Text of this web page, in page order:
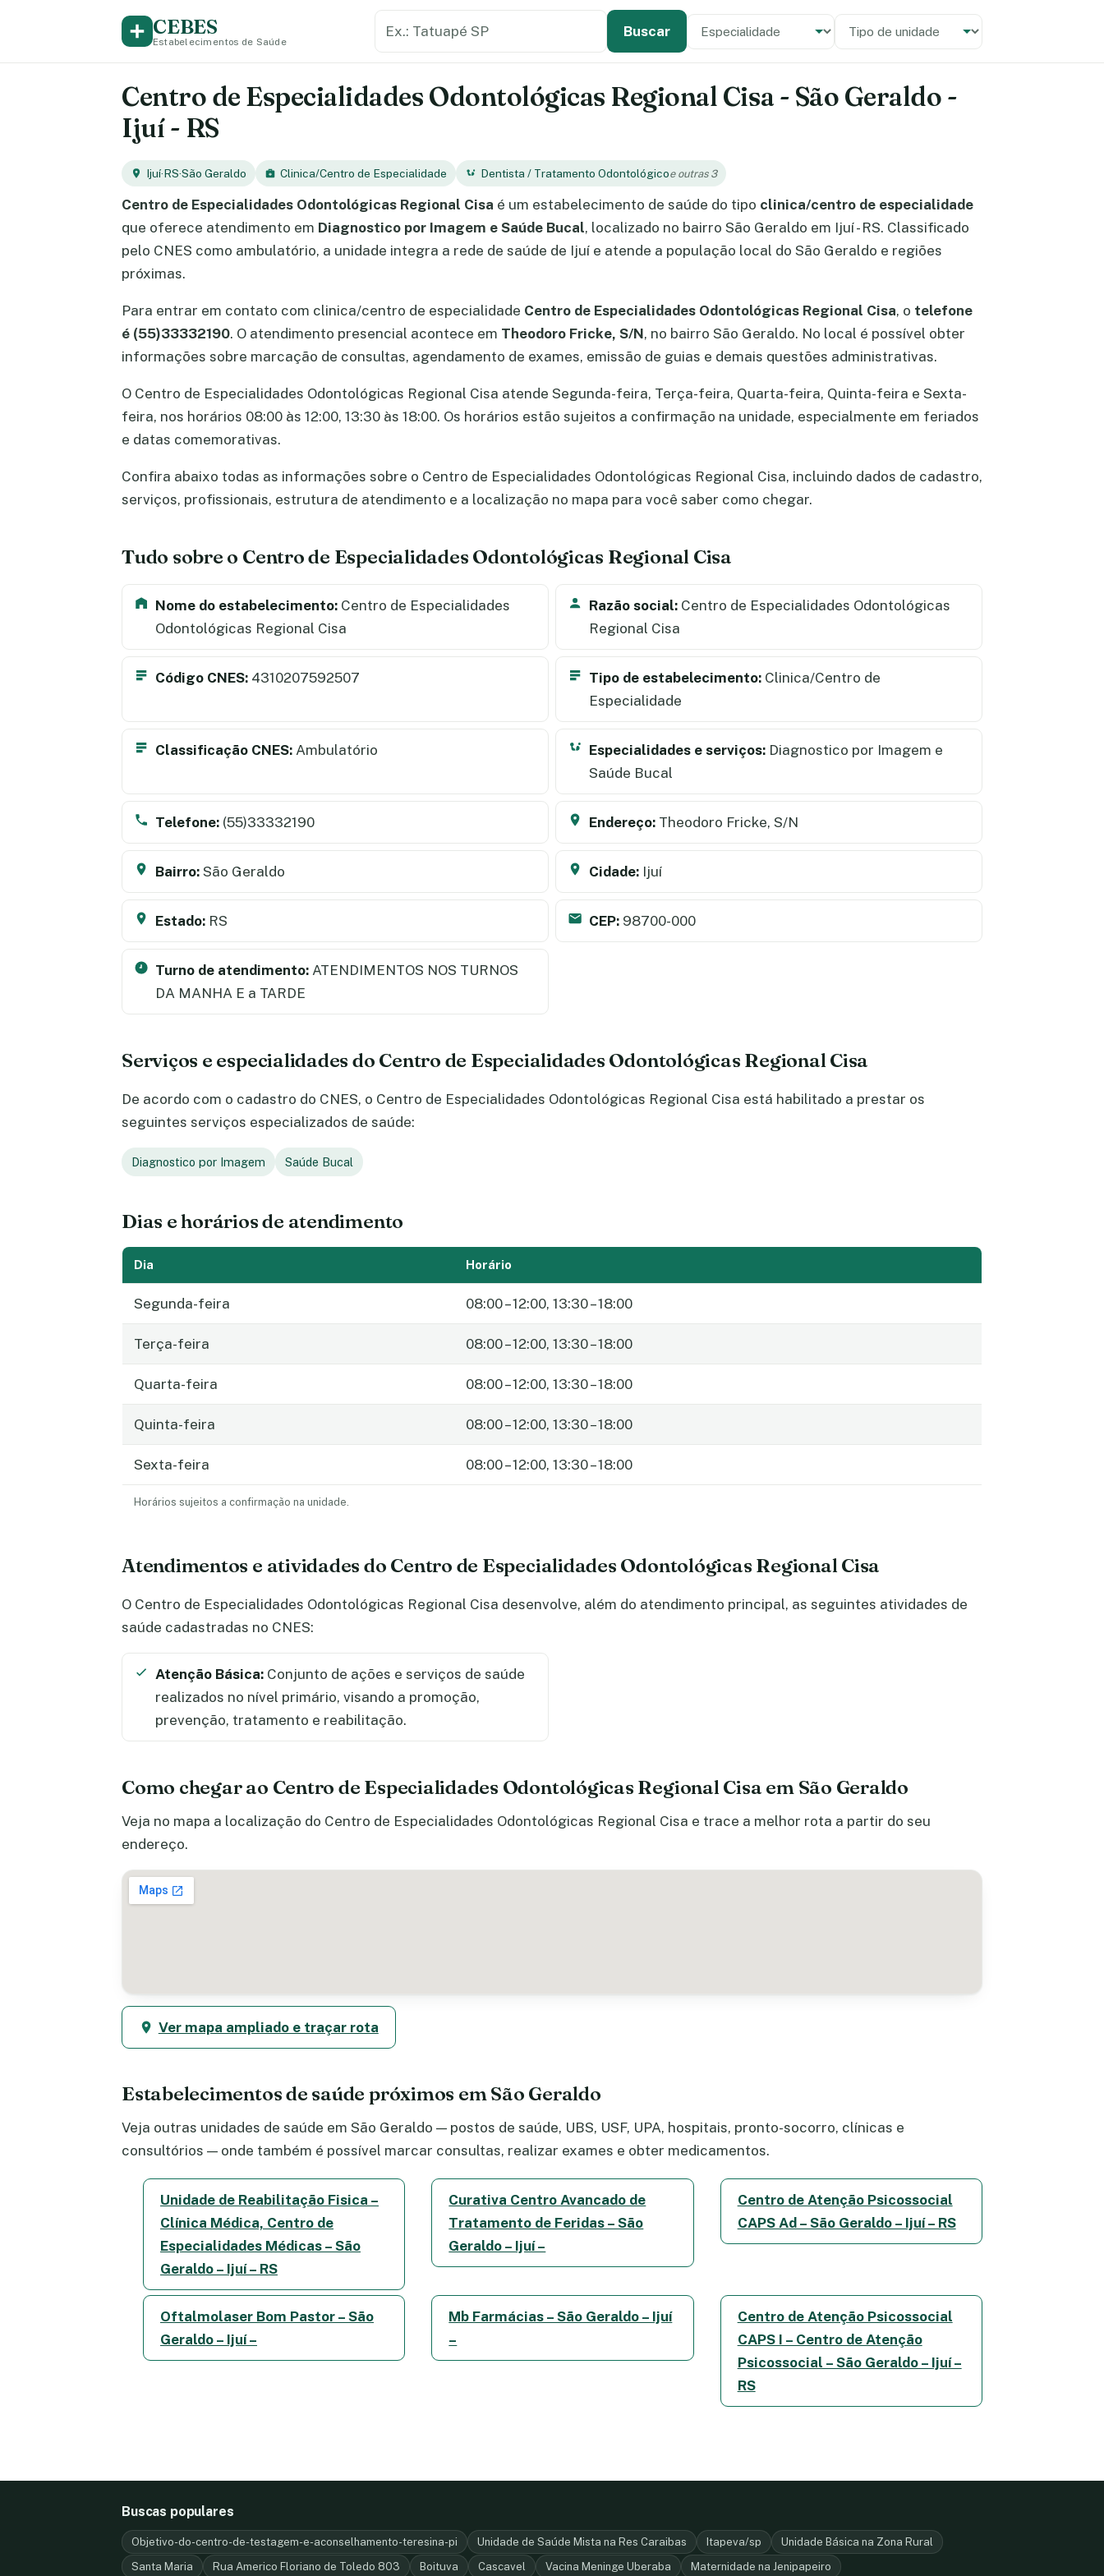
CEBES
Estabelecimentos de Saúde
Buscar Especialidade
Tipo de unidade
Centro de Especialidades Odontológicas Regional Cisa - São Geraldo -
Ijuí - RS
Ijuí·RS·São Geraldo Clinica/Centro de Especialidade Dentista / Tratamento Odontológicoe outras 3
Centro de Especialidades Odontológicas Regional Cisa é um estabelecimento de saúde do tipo clinica/centro de especialidade
que oferece atendimento em Diagnostico por Imagem e Saúde Bucal, localizado no bairro São Geraldo em Ijuí - RS. Classificado
pelo CNES como ambulatório, a unidade integra a rede de saúde de Ijuí e atende a população local do São Geraldo e regiões
próximas.
Para entrar em contato com clinica/centro de especialidade Centro de Especialidades Odontológicas Regional Cisa, o telefone
é (55)33332190. O atendimento presencial acontece em Theodoro Fricke, S/N, no bairro São Geraldo. No local é possível obter
informações sobre marcação de consultas, agendamento de exames, emissão de guias e demais questões administrativas.
O Centro de Especialidades Odontológicas Regional Cisa atende Segunda-feira, Terça-feira, Quarta-feira, Quinta-feira e Sexta-
feira, nos horários 08:00 às 12:00, 13:30 às 18:00. Os horários estão sujeitos a confirmação na unidade, especialmente em feriados
e datas comemorativas.
Confira abaixo todas as informações sobre o Centro de Especialidades Odontológicas Regional Cisa, incluindo dados de cadastro,
serviços, profissionais, estrutura de atendimento e a localização no mapa para você saber como chegar.
Tudo sobre o Centro de Especialidades Odontológicas Regional Cisa
Nome do estabelecimento: Centro de Especialidades
Odontológicas Regional Cisa
Razão social: Centro de Especialidades Odontológicas
Regional Cisa
Código CNES: 4310207592507 Tipo de estabelecimento: Clinica/Centro de
Especialidade
Classificação CNES: Ambulatório Especialidades e serviços: Diagnostico por Imagem e
Saúde Bucal
Telefone: (55)33332190 Endereço: Theodoro Fricke, S/N
Bairro: São Geraldo Cidade: Ijuí
Estado: RS CEP: 98700-000
Turno de atendimento: ATENDIMENTOS NOS TURNOS
DA MANHA E a TARDE
Serviços e especialidades do Centro de Especialidades Odontológicas Regional Cisa
De acordo com o cadastro do CNES, o Centro de Especialidades Odontológicas Regional Cisa está habilitado a prestar os
seguintes serviços especializados de saúde:
Diagnostico por Imagem Saúde Bucal
Dias e horários de atendimento
Dia Horário
Segunda-feira 08:00 – 12:00, 13:30 – 18:00
Terça-feira 08:00 – 12:00, 13:30 – 18:00
Quarta-feira 08:00 – 12:00, 13:30 – 18:00
Quinta-feira 08:00 – 12:00, 13:30 – 18:00
Sexta-feira 08:00 – 12:00, 13:30 – 18:00
Horários sujeitos a confirmação na unidade.
Atendimentos e atividades do Centro de Especialidades Odontológicas Regional Cisa
O Centro de Especialidades Odontológicas Regional Cisa desenvolve, além do atendimento principal, as seguintes atividades de
saúde cadastradas no CNES:
Atenção Básica: Conjunto de ações e serviços de saúde
realizados no nível primário, visando a promoção,
prevenção, tratamento e reabilitação.
Como chegar ao Centro de Especialidades Odontológicas Regional Cisa em São Geraldo
Veja no mapa a localização do Centro de Especialidades Odontológicas Regional Cisa e trace a melhor rota a partir do seu
endereço.
Ver mapa ampliado e traçar rota
Estabelecimentos de saúde próximos em São Geraldo
Veja outras unidades de saúde em São Geraldo — postos de saúde, UBS, USF, UPA, hospitais, pronto-socorro, clínicas e
consultórios — onde também é possível marcar consultas, realizar exames e obter medicamentos.
Unidade de Reabilitação Fisica –
Clínica Médica, Centro de
Especialidades Médicas – São
Geraldo – Ijuí – RS
Curativa Centro Avancado de
Tratamento de Feridas – São
Geraldo – Ijuí –
Centro de Atenção Psicossocial
CAPS Ad – São Geraldo – Ijuí – RS
Oftalmolaser Bom Pastor – São
Geraldo – Ijuí –
Mb Farmácias – São Geraldo – Ijuí
–
Centro de Atenção Psicossocial
CAPS I – Centro de Atenção
Psicossocial – São Geraldo – Ijuí –
RS
Buscas populares
Objetivo-do-centro-de-testagem-e-aconselhamento-teresina-pi Unidade de Saúde Mista na Res Caraibas Itapeva/sp
Unidade Básica na Zona Rural
Santa Maria
Rua Americo Floriano de Toledo 803 Boituva Cascavel Vacina Meninge Uberaba Maternidade na Jenipapeiro